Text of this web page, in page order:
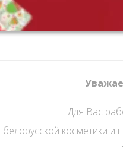
Для Вас
белорусской косметики